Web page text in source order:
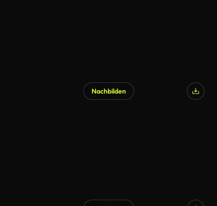
Nachbilden